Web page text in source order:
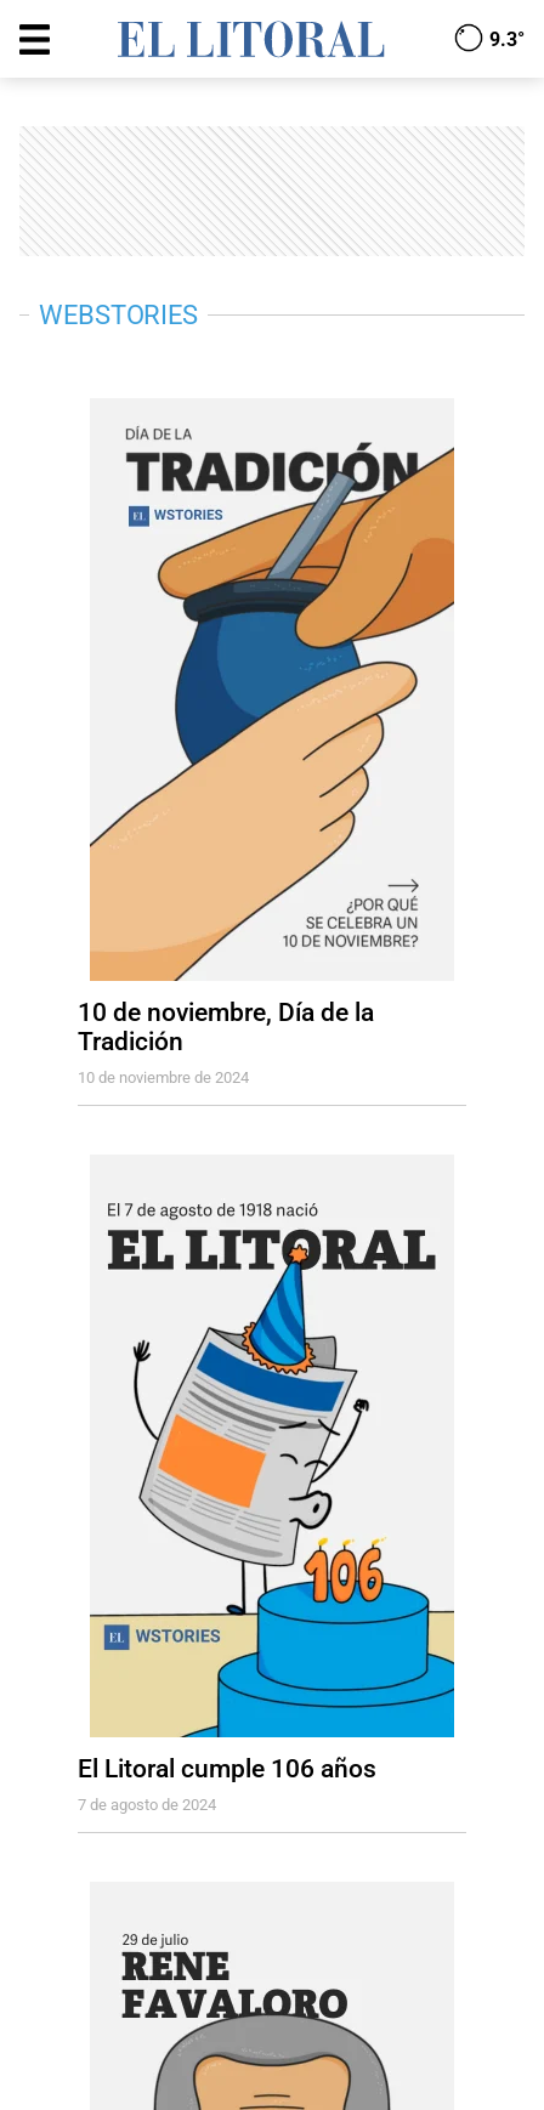
9.3°
WEBSTORIES
10 de noviembre, Día de la
Tradición
10 de noviembre de 2024
El Litoral cumple 106 años
7 de agosto de 2024